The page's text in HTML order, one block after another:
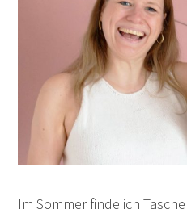
Im Sommer finde ich